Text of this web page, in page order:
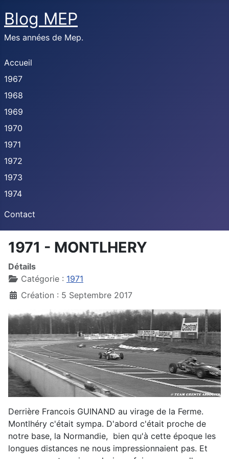
Blog MEP
Mes années de Mep.
Accueil
1967
1968
1969
1970
1971
1972
1973
1974
Contact
1971 - MONTLHERY
Détails
Catégorie : 1971
Création : 5 Septembre 2017
Derrière Francois GUINAND au virage de la Ferme.
Montlhéry c'était sympa. D'abord c'était proche de
notre base, la Normandie, bien qu'à cette époque les
longues distances ne nous impressionnaient pas. Et